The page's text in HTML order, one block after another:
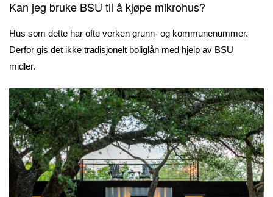
Kan jeg bruke BSU til å kjøpe mikrohus?
Hus som dette har ofte verken grunn- og kommunenummer.
Derfor gis det ikke tradisjonelt boliglån med hjelp av BSU
midler.